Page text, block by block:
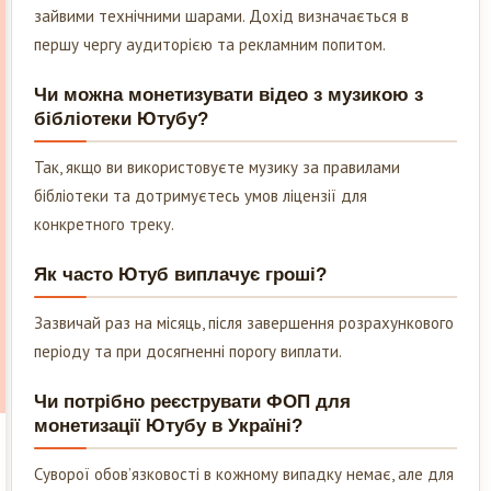
зайвими технічними шарами. Дохід визначається в
першу чергу аудиторією та рекламним попитом.
Чи можна монетизувати відео з музикою з
бібліотеки Ютубу?
Так, якщо ви використовуєте музику за правилами
бібліотеки та дотримуєтесь умов ліцензії для
конкретного треку.
Як часто Ютуб виплачує гроші?
Зазвичай раз на місяць, після завершення розрахункового
періоду та при досягненні порогу виплати.
Чи потрібно реєструвати ФОП для
монетизації Ютубу в Україні?
Суворої обов’язковості в кожному випадку немає, але для